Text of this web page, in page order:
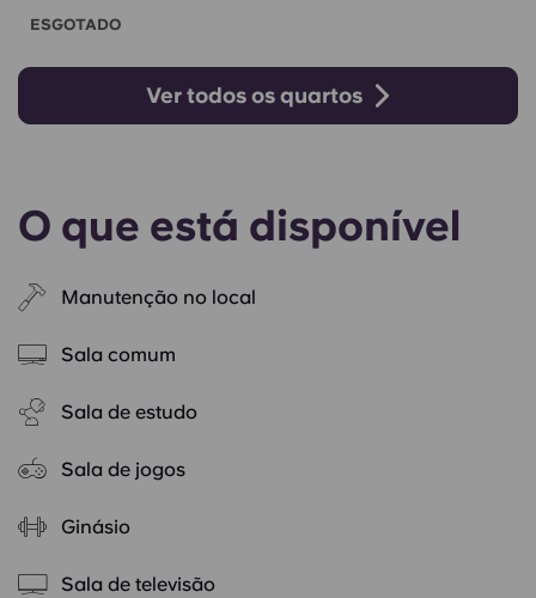
ESGOTADO
Ver todos os quartos
O que está disponível
Manutenção no local
Sala comum
Sala de estudo
Sala de jogos
Ginásio
Sala de televisão